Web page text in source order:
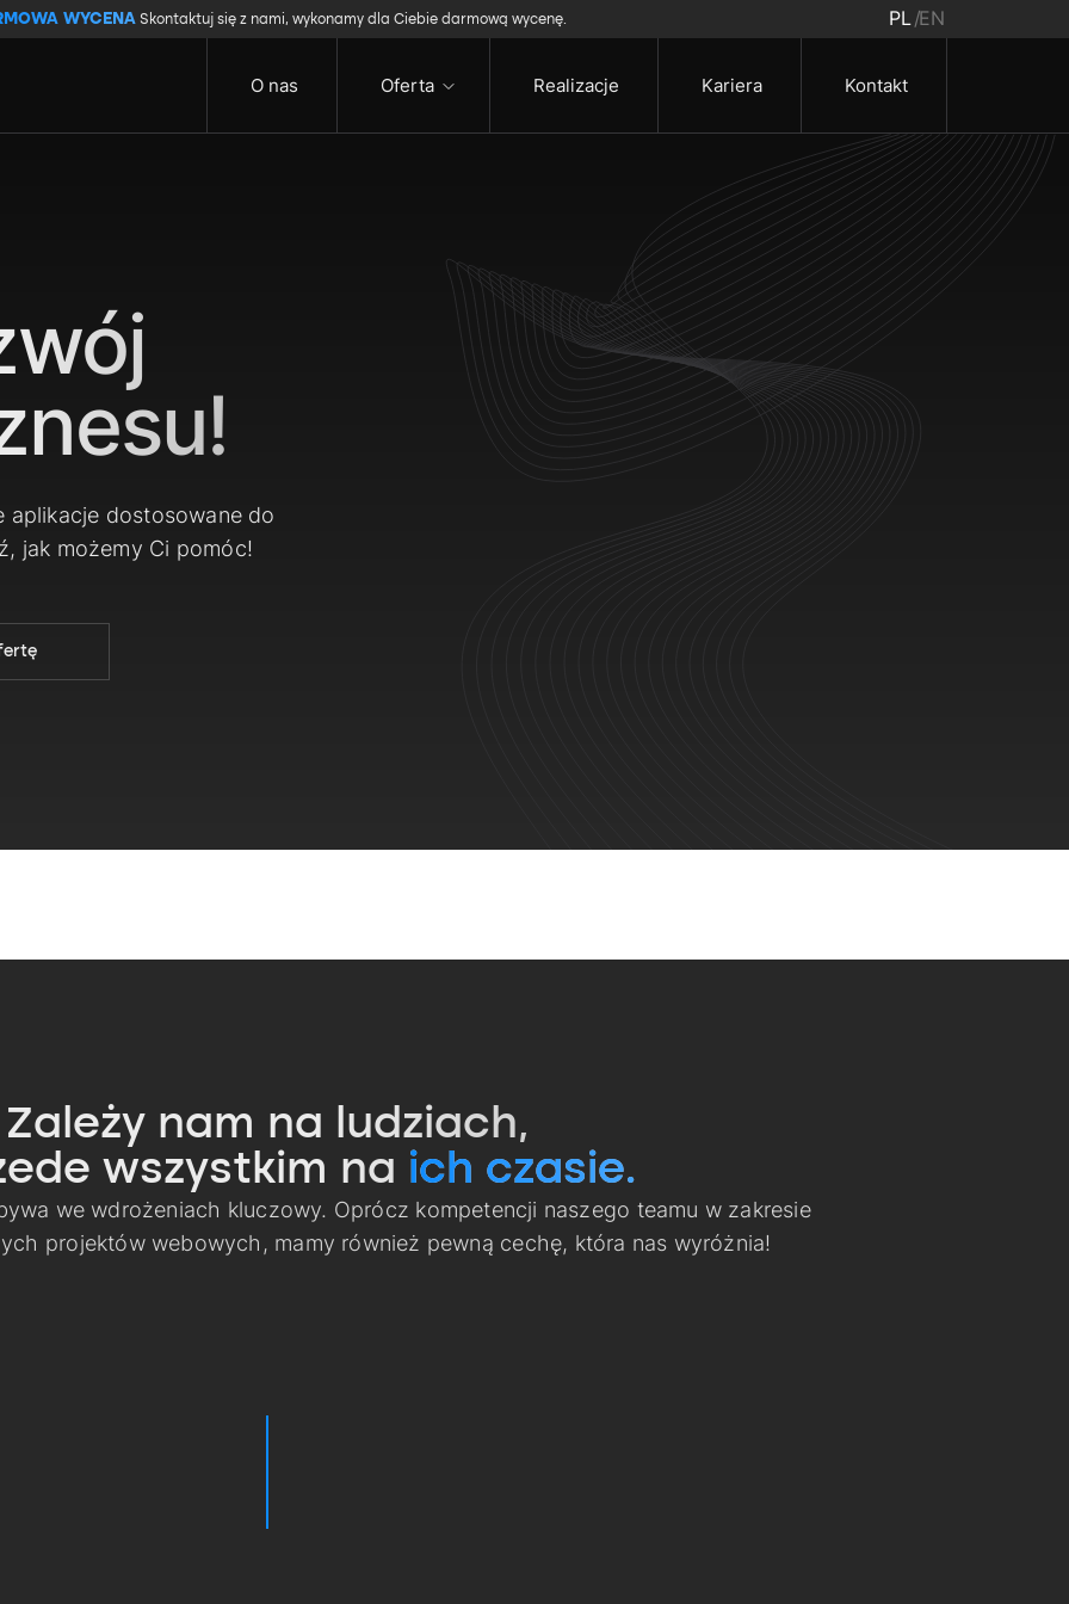
WYCENASkontaktuj się z nami, wykonamy dla Ciebie darmową wycenę. PL EN
O nas Oferta Realizacje Kariera Kontakt
aplikacje dostosowane do
jak możemy Ci pomóc!
Zależy nam na ludziach,
wszystkim na ich czasie.
we wdrożeniach kluczowy. Oprócz kompetencji naszego teamu w zakresie
projektów webowych, mamy również pewną cechę, która nas wyróżnia!